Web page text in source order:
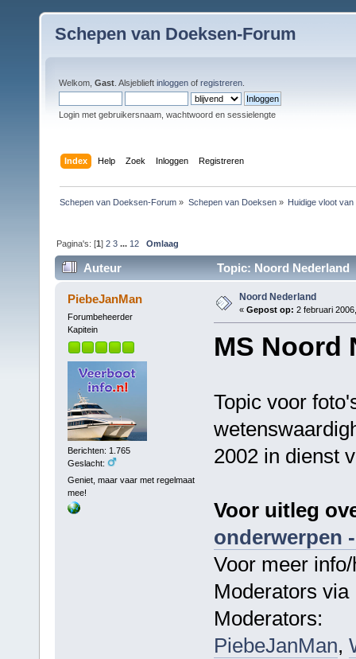
Schepen van Doeksen-Forum
Welkom, Gast . Alsjeblieft inloggen of registreren
Login met gebruikersnaam, wachtwoord en sessielengte
Index Help Zoek Inloggen Registreren
Schepen van Doeksen-Forum » Schepen van Doeksen» Huidige vloot
Pagina's: [1]2 3 ... 12 Omlaag
Auteur Topic: Noord Nederland
PiebeJanMan
Forumbeheerder
Kapitein
Berichten: 1.765
Geslacht:
Geniet, maar vaar met regelmaat
mee!
Noord Nederland
« Gepost op: 2 februari
MS Noord
Topic voor
2002 in dienst
Voor uitleg
onderwerpen
Voor meer
Moderators
Moderators:
PiebeJanMan,